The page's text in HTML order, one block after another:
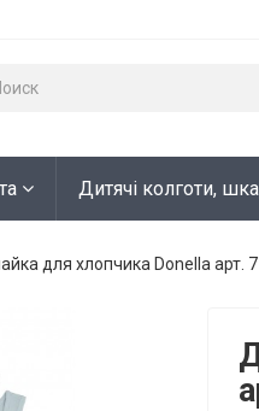
Дитячі колготи,
для хлопчика Donella арт.